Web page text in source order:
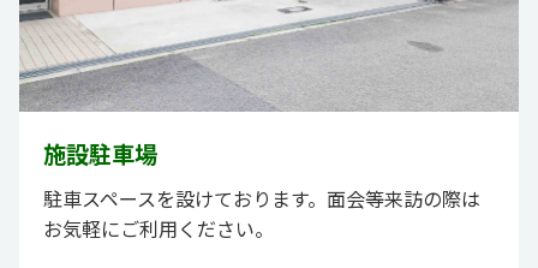
施設駐車場
駐車スペースを設けております。面会等来訪の際は
お気軽にご利用ください。